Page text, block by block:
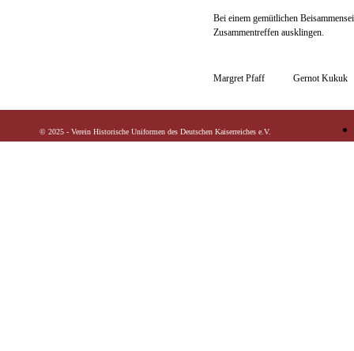
Bei einem gemütlichen
Zusammentreffen ausklingen.
Margret Pfaff Gernot Kukuk
© 2025 - Verein Historische Uniformen des Deutschen Kaiserreiches e.V.